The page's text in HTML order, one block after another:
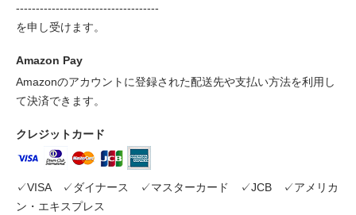
------------------------------------
を申し受けます。
Amazon Pay
Amazonのアカウントに登録された配送先や支払い方法を利用し
て決済できます。
クレジットカード
✓VISA ✓ダイナース ✓マスターカード ✓JCB ✓アメリカ
ン・エキスプレス